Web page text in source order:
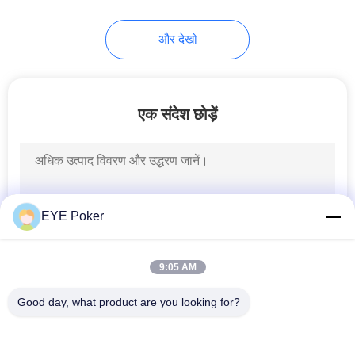
महजोंग धोखाधड़ी उपकरण
पोकर गेम मॉनिटरिंग
17
और देखो
एक संदेश छोड़ें
EYE Poker
9:05 AM
Good day, what product are you looking for?